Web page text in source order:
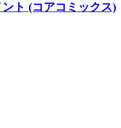
ト (コアコミックス)